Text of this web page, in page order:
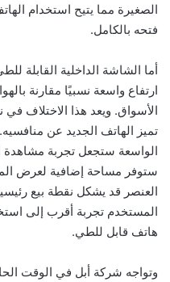
الصغيرة مما يتيح استخدام
فتحه بالكامل.
أما الشاشة الداخلية
ارتفاع واسعة نسبيًا مقارنة
الأسواق. ويعد هذا الاختلاف في
تميز الهاتف الجديد عن
الواسعة ستجعل تجربة مشاهدة
ستوفر مساحة إضافية لعرض
العنصر قد يشكل نقطة بيع
المستخدم تجربة أقرب إلى
هاتف قابل للطي.
وتواجه شركة أبل في الوقت